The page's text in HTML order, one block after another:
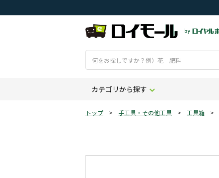
カテゴリから探す
トップ > 手工具・その他工具 > 工具箱 >